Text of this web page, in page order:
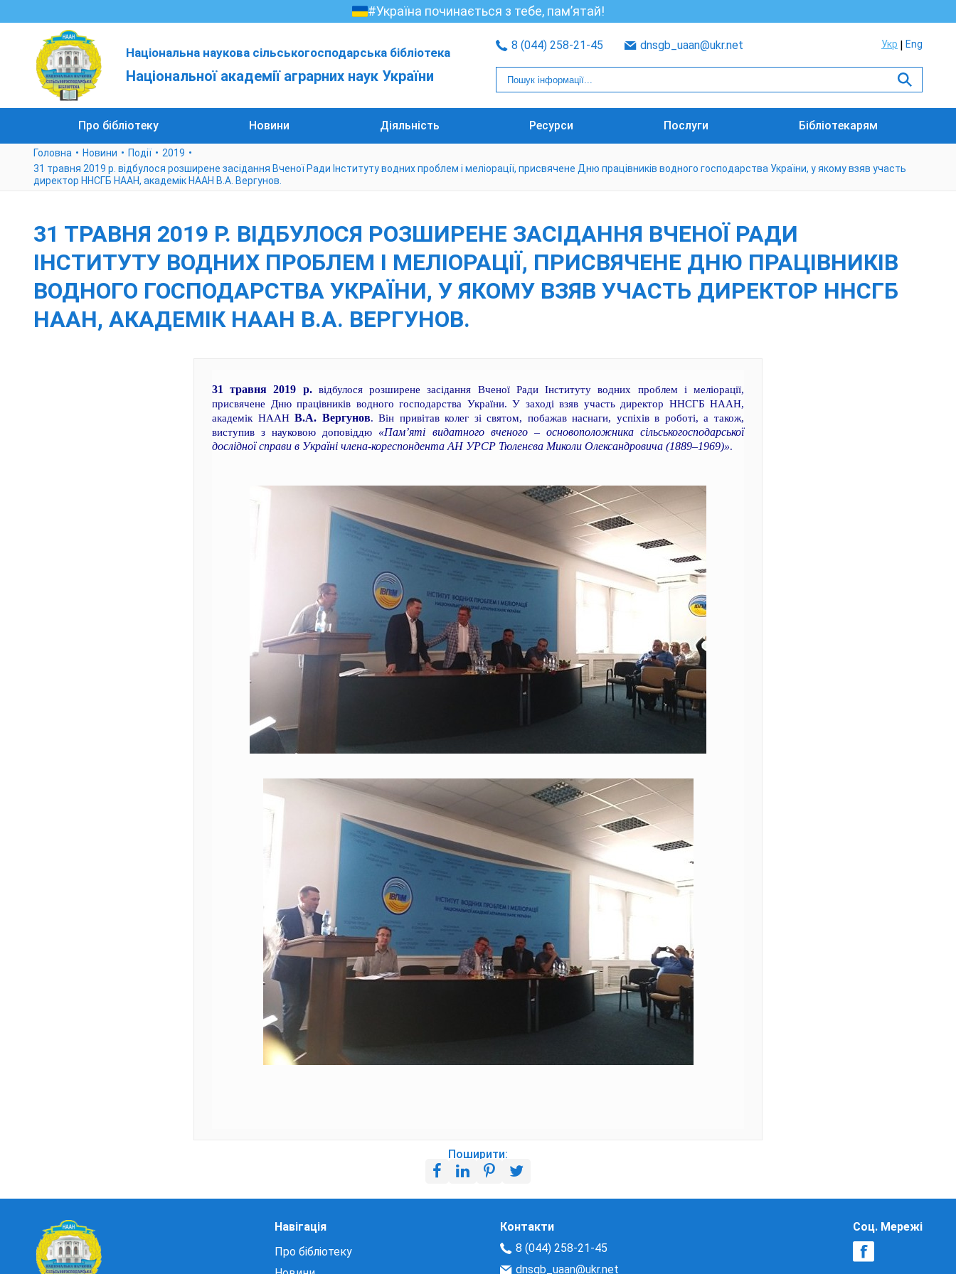
#Україна починається з тебе, пам’ятай!
Національна наукова сільськогосподарська бібліотека
Національної академії аграрних наук України
8 (044) 258-21-45 dnsgb_uaan@ukr.net Укр Eng
Про бібліотеку Новини Діяльність Ресурси Послуги Бібліотекарям
Головна Новини Події
2019
31 травня 2019 р. відбулося розширене засідання Вченої Ради Інституту водних проблем і меліорації, присвячене Дню працівників водного господарства України, у якому взяв участь
директор ННСГБ НААН, академік НААН В.А. Вергунов.
31 ТРАВНЯ 2019 Р. ВІДБУЛОСЯ РОЗШИРЕНЕ ЗАСІДАННЯ ВЧЕНОЇ РАДИ
ІНСТИТУТУ ВОДНИХ ПРОБЛЕМ І МЕЛІОРАЦІЇ, ПРИСВЯЧЕНЕ ДНЮ ПРАЦІВНИКІВ
ВОДНОГО ГОСПОДАРСТВА УКРАЇНИ, У ЯКОМУ ВЗЯВ УЧАСТЬ ДИРЕКТОР ННСГБ
НААН, АКАДЕМІК НААН В.А. ВЕРГУНОВ.
31 травня 2019 р. відбулося розширене засідання Вченої Ради Інституту водних проблем і меліорації,
присвячене Дню працівників водного господарства України. У заході взяв участь директор ННСГБ НААН,
академік НААНВ.А. Вергунов. Він привітав колег зі святом, побажав наснаги, успіхів в роботі, а також,
виступив з науковою доповіддю «Пам’яті видатного вченого – основоположника сільськогосподарської
дослідної справи в Україні члена-кореспондента АН УРСР Тюленєва Миколи Олександровича (1889–1969)».
Поширити:
Навігація
Про бібліотеку
Контакти
8 (044) 258-21-45
dnsgb_uaan@ukr.net
Соц. Мережі